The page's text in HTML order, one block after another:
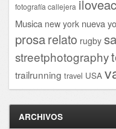
fotografía callejera
Musica new york nueva
prosarelato rugby
streetphotography
trailrunning travel USA
ARCHIVOS